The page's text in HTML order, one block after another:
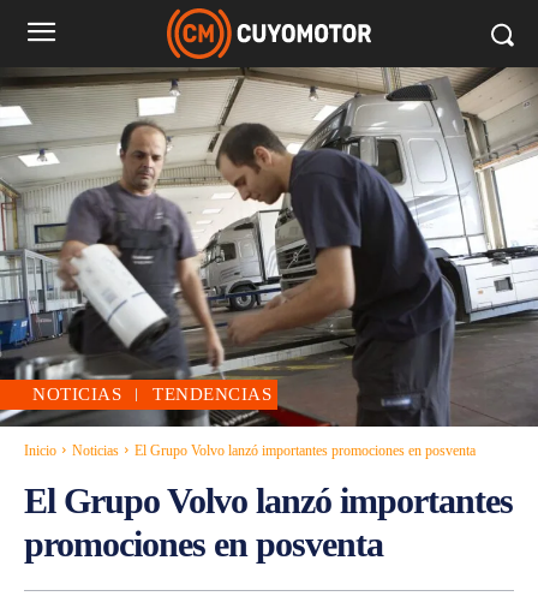
NOTICIAS TENDENCIAS
Inicio Noticias El Grupo Volvo lanzó importantes promociones en posventa
El Grupo Volvo lanzó importantes
promociones en posventa